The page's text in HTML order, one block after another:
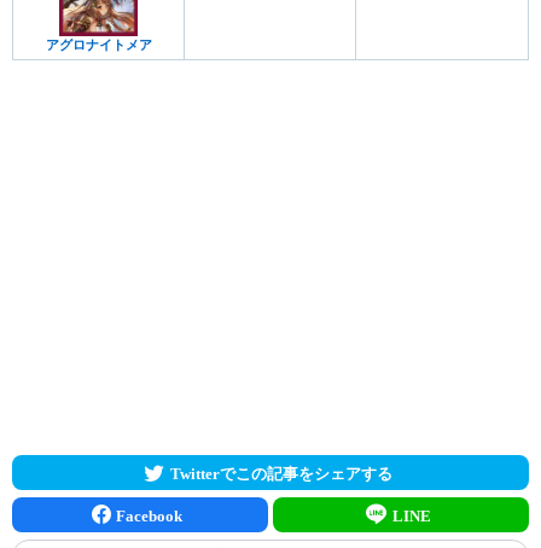
アグロナイトメア
Twitterでこの記事をシェアする
Facebook LINE